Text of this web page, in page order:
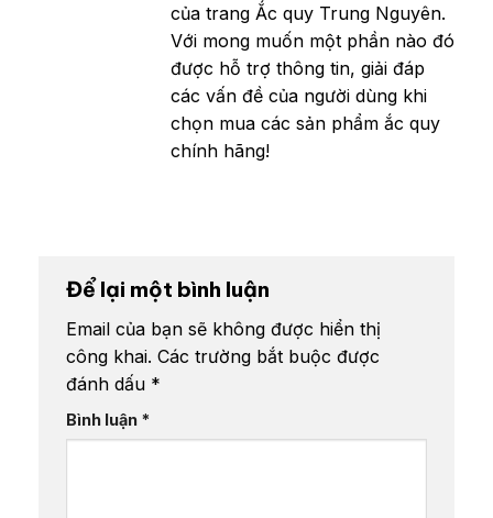
của trang Ắc quy Trung Nguyên.
Với mong muốn một phần nào đó
được hỗ trợ thông tin, giải đáp
các vấn đề của người dùng khi
chọn mua các sản phẩm ắc quy
chính hãng!
Để lại một bình luận
Email của bạn sẽ không được hiển thị
công khai. Các trường bắt buộc được
đánh dấu *
Bình luận *